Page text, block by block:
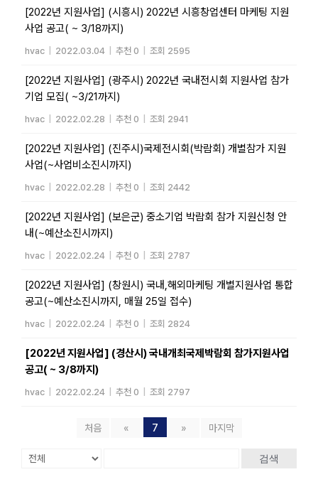
[2022년 지원사업] (시흥시) 2022년 시흥창업센터 마케팅 지원
사업 공고( ~ 3/18까지)
hvac 2022.03.04 추천 0 조회 2595
[2022년 지원사업] (광주시) 2022년 국내전시회 지원사업 참가
기업 모집( ~3/21까지)
hvac 2022.02.28 추천 0 조회 2941
[2022년 지원사업] (진주시)국제전시회(박람회) 개별참가 지원
사업(~사업비소진시까지)
hvac 2022.02.28 추천 0 조회 2442
[2022년 지원사업] (보은군) 중소기업 박람회 참가 지원신청 안
내(~예산소진시까지)
hvac 2022.02.24 추천 0 조회 2787
[2022년 지원사업] (창원시) 국내,해외마케팅 개별지원사업 통합
공고(~예산소진시까지, 매월 25일 접수)
hvac 2022.02.24 추천 0 조회 2824
[2022년 지원사업] (경산시) 국내개최국제박람회 참가지원사업
공고( ~ 3/8까지)
hvac 2022.02.24 추천 0 조회 2797
처음 « 7 » 마지막
검색